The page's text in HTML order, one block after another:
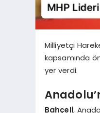
Milliyetçi
kapsamında
yer verdi.
Bahçeli,